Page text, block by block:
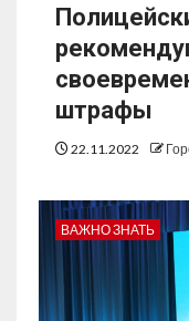
штрафы
22.11.2022
ВАЖНО ЗНАТЬ